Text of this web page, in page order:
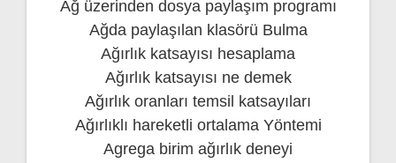
Ağ üzerinden dosya paylaşım programı
Ağda paylaşılan klasörü Bulma
Ağırlık katsayısı hesaplama
Ağırlık katsayısı ne demek
Ağırlık oranları temsil katsayıları
Ağırlıklı hareketli ortalama Yöntemi
Agrega birim ağırlık deneyi